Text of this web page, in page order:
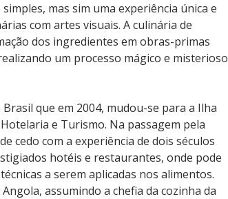
mas sim uma experiência única e
com artes visuais. A culinária de
dos ingredientes em obras-primas
um processo mágico e misterioso
que em 2004, mudou-se para a Ilha
e Turismo. Na passagem pela
cedo com a experiência de dois séculos
hotéis e restaurantes, onde pode
a serem aplicadas nos alimentos.
assumindo a chefia da cozinha da